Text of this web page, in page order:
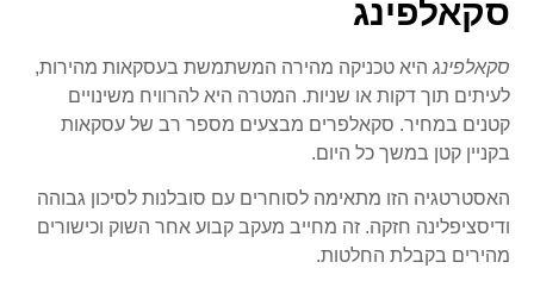
סקאלפינג
סקאלפינג היא טכניקה מהירה המשתמשת בעסקאות מהירות,
לעיתים תוך דקות או שניות. המטרה היא להרוויח משינויים
קטנים במחיר. סקאלפרים מבצעים מספר רב של עסקאות
בקניין קטן במשך כל היום.
האסטרטגיה הזו מתאימה לסוחרים עם סובלנות לסיכון גבוהה
ודיסציפלינה חזקה. זה מחייב מעקב קבוע אחר השוק וכישורים
מהירים בקבלת החלטות.